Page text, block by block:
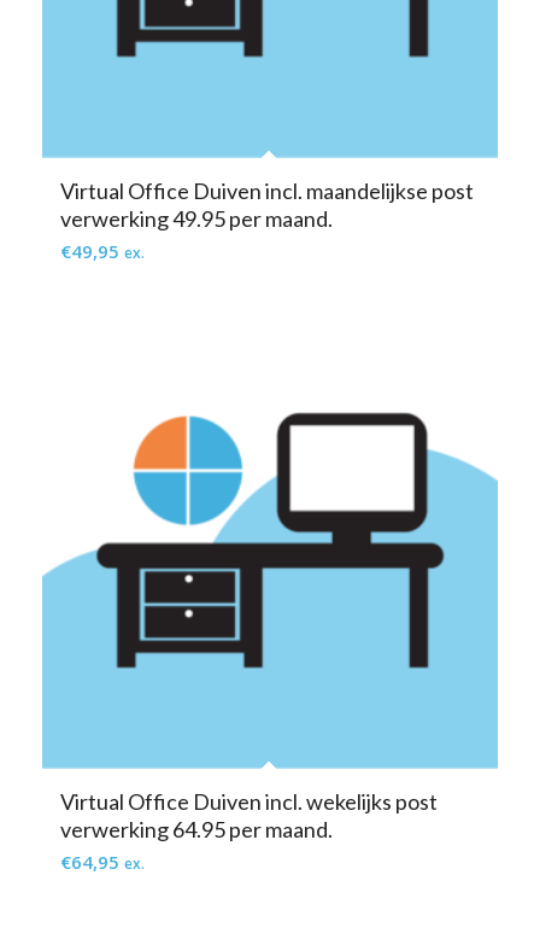
Virtual Office Duiven incl. maandelijkse post
verwerking 49.95 per maand.
€49,95 ex.
Virtual Office Duiven incl. wekelijks post
verwerking 64.95 per maand.
€64,95 ex.